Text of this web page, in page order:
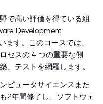
で高い評価を得ている組
Development
ます。このコースでは、
セスの 4 つの重要な側
、テストを網羅します。
ピュータサイエンスまた
2年間修了し、ソフトウェ